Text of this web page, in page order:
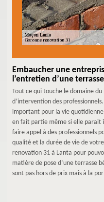
Embaucher une
l’entretien d’une
Tout ce qui touche le domaine
d’intervention des
important pour la vie
en fait partie même si elle
faire appel à des professionnels
qualité et la durée de vie de
renovation 31 à Lanta pour
matière de pose d’une terrasse
sont pas hors de prix mais à la